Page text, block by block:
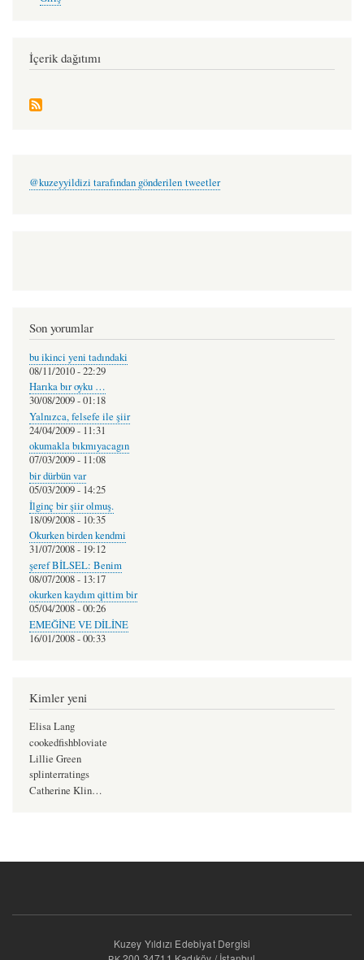
baran
İçerik dağıtımı
@kuzeyyildizi tarafından gönderilen tweetler
Son yorumlar
bu ikinci yeni tadındaki
08/11/2010 - 22:29
Harıka bır oyku …
30/08/2009 - 01:18
Yalnızca, felsefe ile şiir
24/04/2009 - 11:31
okumakla bıkmıyacagın
07/03/2009 - 11:08
bir dürbün var
05/03/2009 - 14:25
İlginç bir şiir olmuş.
18/09/2008 - 10:35
Okurken birden kendmi
31/07/2008 - 19:12
şeref BİLSEL: Benim
08/07/2008 - 13:17
okurken kaydım qittim bir
05/04/2008 - 00:26
EMEĞİNE VE DİLİNE
16/01/2008 - 00:33
Kimler yeni
Elisa Lang
cookedfishbloviate
Lillie Green
splinterratings
Catherine Klin…
Kuzey Yıldızı Edebiyat Dergisi